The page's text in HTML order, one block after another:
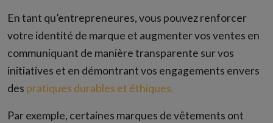
En tant qu’entrepreneures, vous pouvez renforcer
votre identité de marque et augmenter vos ventes en
communiquant de manière transparente sur vos
initiatives et en démontrant vos engagements envers
des pratiques durables et éthiques.
Par exemple, certaines marques de vêtements ont